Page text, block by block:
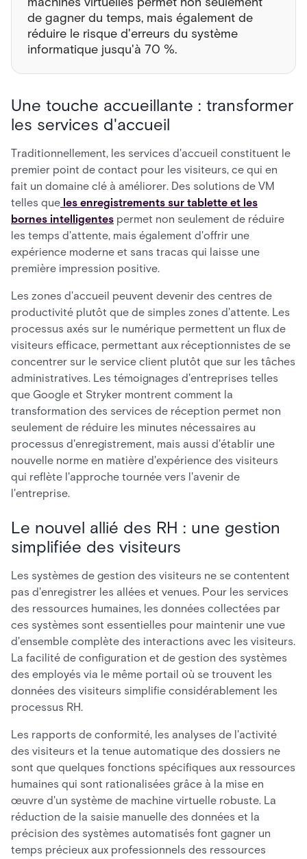
de gagner du temps, mais également de
réduire le risque d'erreurs du système
informatique jusqu'à 70 %.
Une touche accueillante : transformer
les services d'accueil
Traditionnellement, les services d'accueil constituent le
premier point de contact pour les visiteurs, ce qui en
fait un domaine clé à améliorer. Des solutions de VM
telles que les enregistrements sur tablette et les
bornes intelligentes permet non seulement de réduire
les temps d'attente, mais également d'offrir une
expérience moderne et sans tracas qui laisse une
première impression positive.
Les zones d'accueil peuvent devenir des centres de
productivité plutôt que de simples zones d'attente. Les
processus axés sur le numérique permettent un flux de
visiteurs efficace, permettant aux réceptionnistes de se
concentrer sur le service client plutôt que sur les tâches
administratives. Les témoignages d'entreprises telles
que Google et Stryker montrent comment la
transformation des services de réception permet non
seulement de réduire les minutes nécessaires au
processus d'enregistrement, mais aussi d'établir une
nouvelle norme en matière d'expérience des visiteurs
qui reflète l'approche tournée vers l'avenir de
l'entreprise.
Le nouvel allié des RH : une gestion
simplifiée des visiteurs
Les systèmes de gestion des visiteurs ne se contentent
pas d'enregistrer les allées et venues. Pour les services
des ressources humaines, les données collectées par
ces systèmes sont essentielles pour maintenir une vue
d'ensemble complète des interactions avec les visiteurs.
La facilité de configuration et de gestion des systèmes
des employés via le même portail où se trouvent les
données des visiteurs simplifie considérablement les
processus RH.
Les rapports de conformité, les analyses de l'activité
des visiteurs et la tenue automatique des dossiers ne
sont que quelques fonctions spécifiques aux ressources
humaines qui sont rationalisées grâce à la mise en
œuvre d'un système de machine virtuelle robuste. La
réduction de la saisie manuelle des données et la
précision des systèmes automatisés font gagner un
temps précieux aux professionnels des ressources